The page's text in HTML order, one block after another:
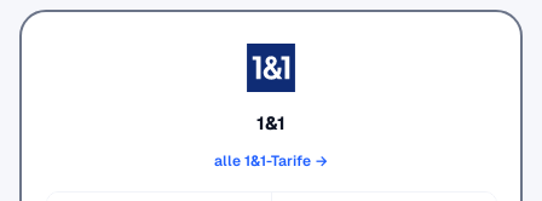
1&1
alle 1&1-Tarife →